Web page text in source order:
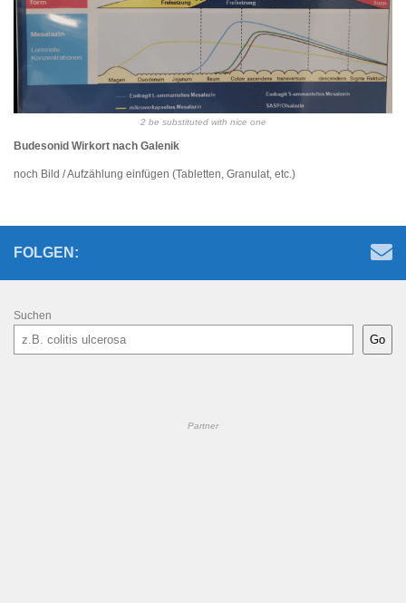
2 be substituted with nice one
Budesonid Wirkort nach Galenik
noch Bild / Aufzählung einfügen (Tabletten, Granulat, etc.)
FOLGEN:
Suchen
Go
Partner